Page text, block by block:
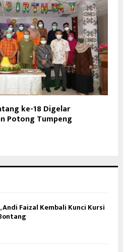
ke-18 Digelar
Potong Tumpeng
Andi Faizal Kembali Kunci Kursi